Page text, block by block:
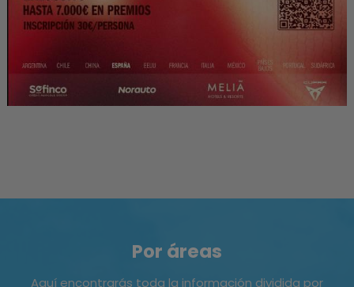
Por áreas
Aquí encontrarás toda la información dividida por